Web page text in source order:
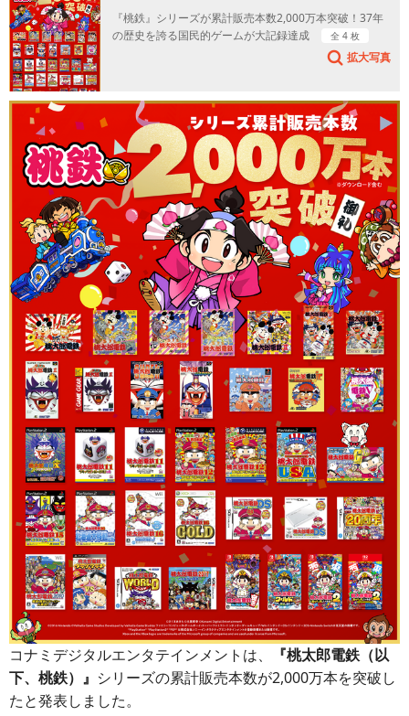
『桃鉄』シリーズが累計販売本数2,000万本突破！37年
の歴史を誇る国民的ゲームが大記録達成
全 4 枚
拡大写真
コナミデジタルエンタテインメントは、
『桃太郎電鉄（以
下、桃鉄）』 シリーズの累計販売本数が2,000万本を突破し
たと発表しました。